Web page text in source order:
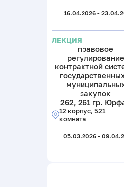
16.04.2026 -
ЛЕКЦИЯ
правовое
регулирование
контрактной
закупок
262, 261 гр.
12 корпус, 521
комната
05.03.2026 -